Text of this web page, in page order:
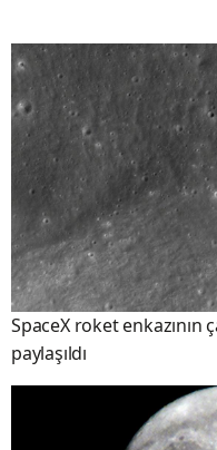
SpaceX roket enkazının
paylaşıldı